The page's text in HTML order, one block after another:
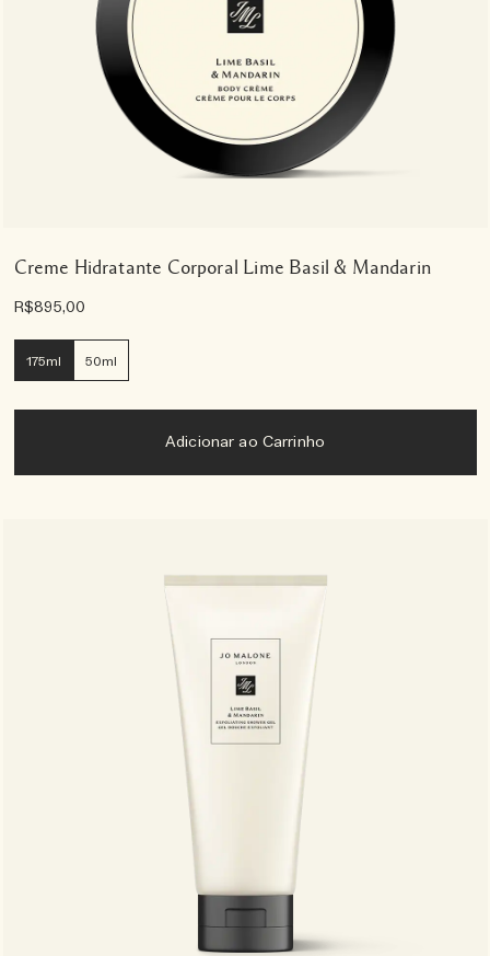
Creme Hidratante Corporal Lime Basil & Mandarin
R$895,00
175ml 50ml
Adicionar ao Carrinho